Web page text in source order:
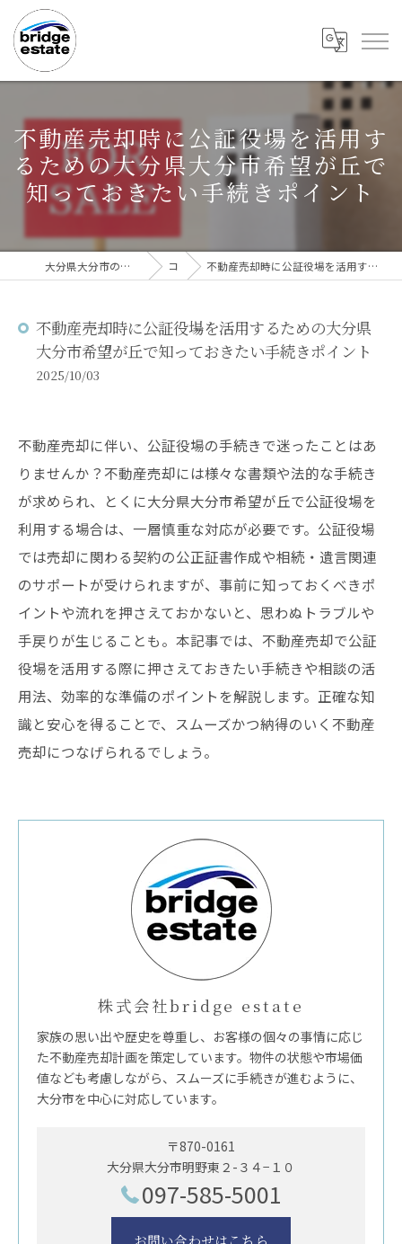
不動産売却時に公証役場を活用す
るための大分県大分市希望が丘で
知っておきたい手続きポイント
大分県大分市の不動産売却なら株式会社bridge estate コラム 不動産売却時に公証役場を活用するための大分県大分市希望が丘で知っておきたい手続きポイント
不動産売却時に公証役場を活用するための大分県
大分市希望が丘で知っておきたい手続きポイント
2025/10/03
不動産売却に伴い、公証役場の手続きで迷ったことはあ
りませんか？不動産売却には様々な書類や法的な手続き
が求められ、とくに大分県大分市希望が丘で公証役場を
利用する場合は、一層慎重な対応が必要です。公証役場
では売却に関わる契約の公正証書作成や相続・遺言関連
のサポートが受けられますが、事前に知っておくべきポ
イントや流れを押さえておかないと、思わぬトラブルや
手戻りが生じることも。本記事では、不動産売却で公証
役場を活用する際に押さえておきたい手続きや相談の活
用法、効率的な準備のポイントを解説します。正確な知
識と安心を得ることで、スムーズかつ納得のいく不動産
売却につなげられるでしょう。
株式会社bridge estate
家族の思い出や歴史を尊重し、お客様の個々の事情に応じ
た不動産売却計画を策定しています。物件の状態や市場価
値なども考慮しながら、スムーズに手続きが進むように、
大分市を中心に対応しています。
〒870-0161
大分県大分市明野東２-３４−１０
097-585-5001
お問い合わせはこちら